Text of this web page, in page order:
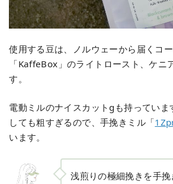
使用する豆は、ノルウェーから届くコ
「KaffeBox」のライトロースト、ケニ
す。
電動ミルのナイスカットgも持っていま
しても粗すぎるので、手挽きミル「
います。
浅煎りの極細挽きを手